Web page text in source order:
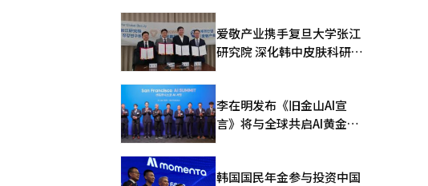
爱敬产业携手复旦大学张江
研究院 深化韩中皮肤科研合
李在明发布《旧金山AI宣
言》将与全球共启AI黄金时
韩国国民年金参与投资中国